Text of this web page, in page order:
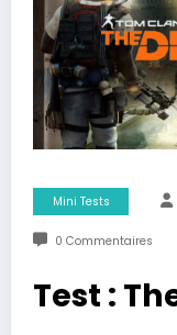
Mini Tests
0 Commentaires
Test :